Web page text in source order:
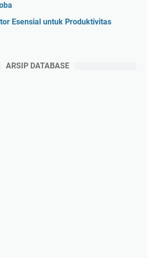
Esensial untuk Produktivitas
ARSIP DATABASE